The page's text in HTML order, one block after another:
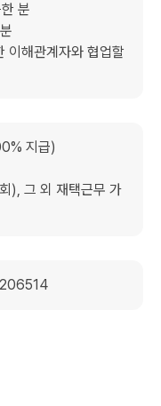
분
이해관계자와 협업할
지급)
), 그 외 재택근무 가